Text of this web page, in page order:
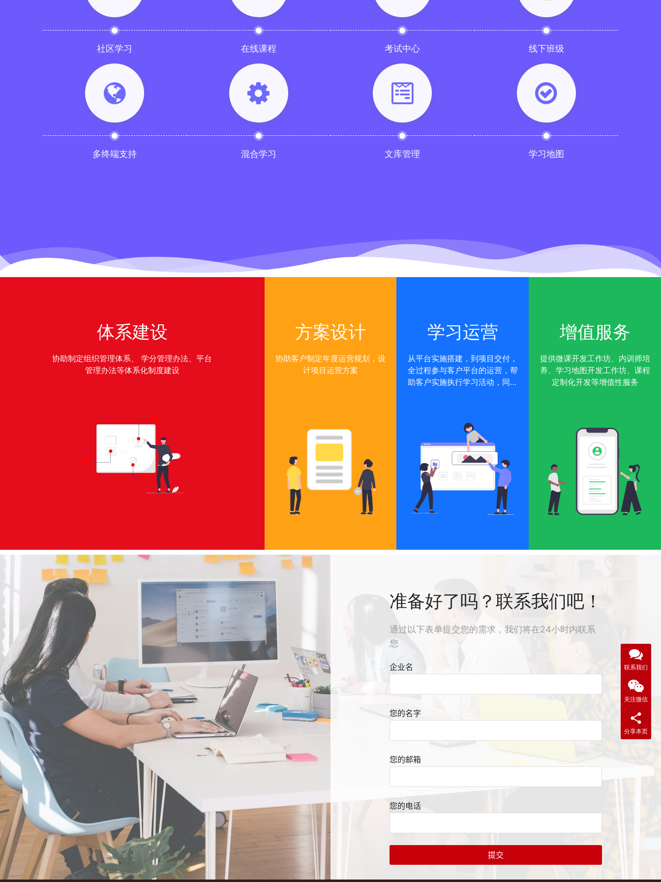
社区学习 在线课程 考试中心 线下班级
多终端支持 混合学习 文库管理 学习地图
体系建设
协助制定组织管理体系、 学分管理办法、平台
管理办法等体系化制度建设
方案设计
协助客户制定年度运营规划，设
计项目运营方案
学习运营
从平台实施搭建，到项目交付，
全过程参与客户平台的运营，帮
助客户实施执行学习活动，同时
增值服务
提供微课开发工作坊、内训师培
养、学习地图开发工作坊、课程
定制化开发等增值性服务
准备好了吗？联系我们吧！
通过以下表单提交您的需求，我们将在24小时内联系
您
企业名
您的名字
您的邮箱
您的电话
联系我们
关注微信
分享本页